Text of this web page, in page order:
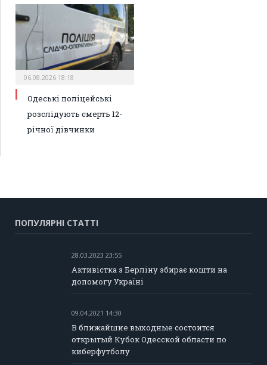
06.08.2026 18:18
Одеські поліцейські
розслідують смерть 12-
річної дівчинки
ПОПУЛЯРНІ СТАТТІ
28.03.2023 23:55
Активістка з Берліну збирає кошти на
допомогу Україні
09.04.2021 14:30
В ближайшие выходные состоится
открытый Кубок Одесской области по
киберфутболу